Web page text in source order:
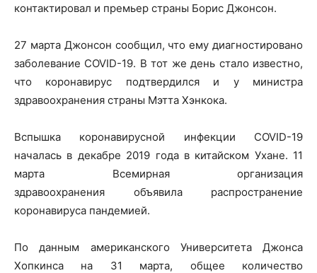
контактировал и премьер страны Борис Джонсон.
27 марта Джонсон сообщил, что ему диагностировано
заболевание COVID-19. В тот же день стало известно,
что коронавирус подтвердился и у министра
здравоохранения страны Мэтта Хэнкока.
Вспышка коронавирусной инфекции COVID-19
началась в декабре 2019 года в китайском Ухане. 11
марта Всемирная организация
здравоохранения объявила распространение
коронавируса пандемией.
По данным американского Университета Джонса
Хопкинса на 31 марта, общее количество